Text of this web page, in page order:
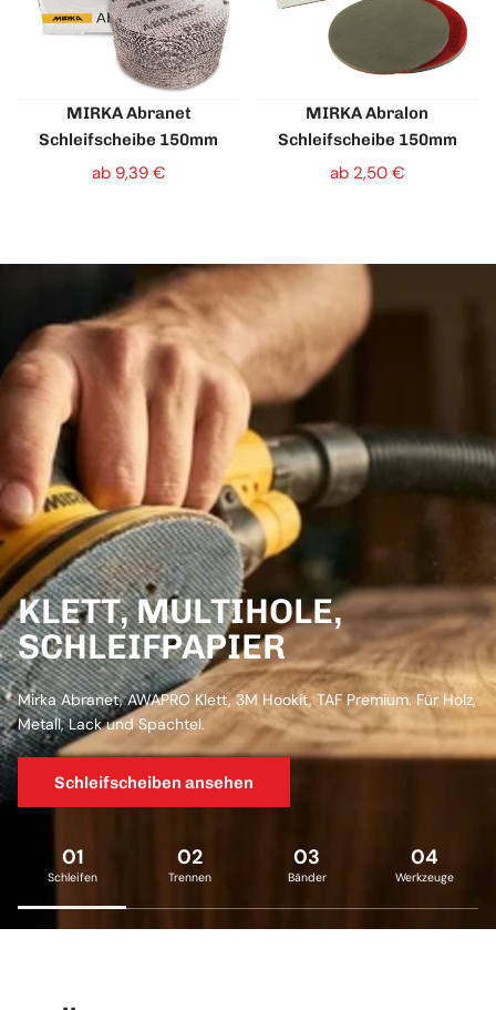
MIRKA Abranet
Schleifscheibe 150mm
ab 9,39 €
MIRKA Abralon
Schleifscheibe 150mm
ab 2,50 €
KLETT, MULTIHOLE,
SCHLEIFPAPIER
Mirka Abranet, AWAPRO Klett, 3M Hookit, TAF Premium. Für Holz,
Metall, Lack und Spachtel.
Schleifscheiben ansehen
01
Schleifen
02
Trennen
03
Bänder
04
Werkzeuge